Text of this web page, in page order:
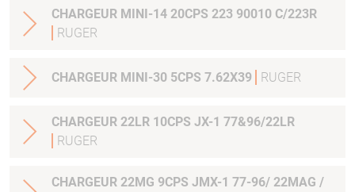
CHARGEUR MINI-14 20CPS 223 90010 C/223R
RUGER
CHARGEUR MINI-30 5CPS 7.62X39 RUGER
CHARGEUR 22LR 10CPS JX-1 77&96/22LR
RUGER
CHARGEUR 22MG 9CPS JMX-1 77-96/ 22MAG /